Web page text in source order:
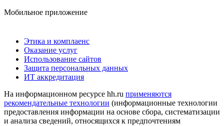
Мобильное приложение
Этика и комплаенс
Оказание услуг
Использование сайтов
Защита персональных данных
ИТ аккредитация
На информационном ресурсе hh.ru применяются
рекомендательные технологии (информационные технологии
предоставления информации на основе сбора, систематизации
и анализа сведений, относящихся к предпочтениям